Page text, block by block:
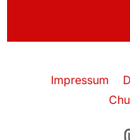
Impressum